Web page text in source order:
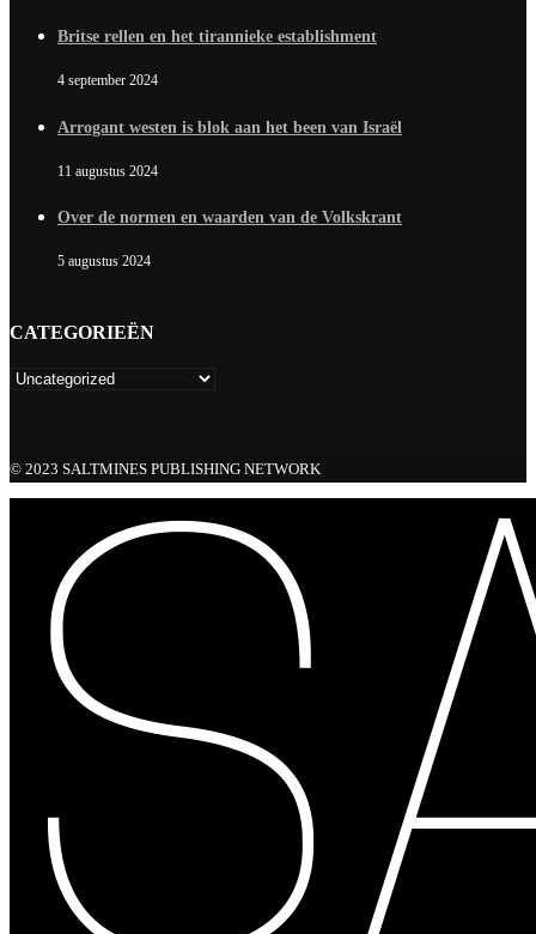
Britse rellen en het tirannieke establishment
4 september 2024
Arrogant westen is blok aan het been van Israël
11 augustus 2024
Over de normen en waarden van de Volkskrant
5 augustus 2024
CATEGORIEËN
© 2023 SALTMINES PUBLISHING NETWORK